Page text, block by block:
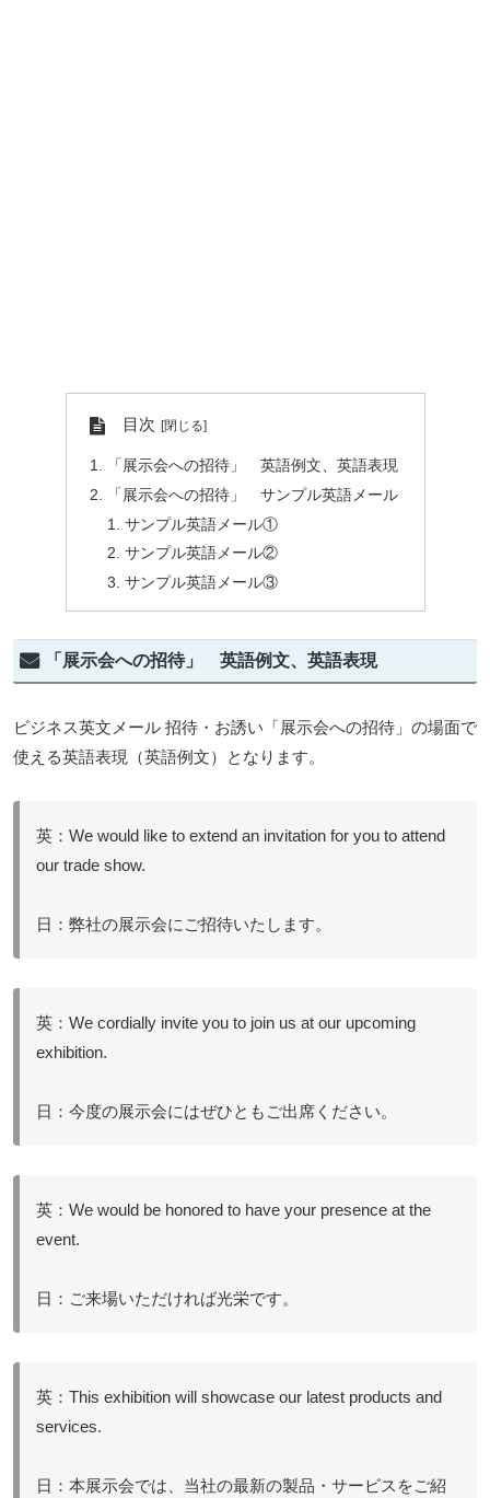
目次
「展示会への招待」 英語例文、英語表現
「展示会への招待」 サンプル英語メール
サンプル英語メール①
サンプル英語メール②
サンプル英語メール③
「展示会への招待」 英語例文、英語表現
ビジネス英文メール 招待・お誘い「展示会への招待」の場面で
使える英語表現（英語例文）となります。
英：We would like to extend an invitation for you to attend
our trade show.
日：弊社の展示会にご招待いたします。
英：We cordially invite you to join us at our upcoming
exhibition.
日：今度の展示会にはぜひともご出席ください。
英：We would be honored to have your presence at the
event.
日：ご来場いただければ光栄です。
英：This exhibition will showcase our latest products and
services.
日：本展示会では、当社の最新の製品・サービスをご紹